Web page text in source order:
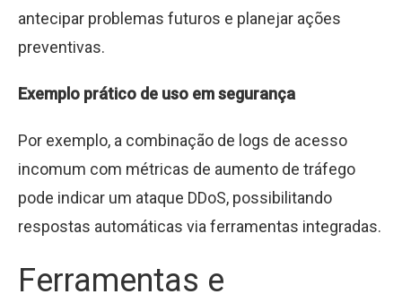
antecipar problemas futuros e planejar ações
preventivas.
Exemplo prático de uso em segurança
Por exemplo, a combinação de logs de acesso
incomum com métricas de aumento de tráfego
pode indicar um ataque DDoS, possibilitando
respostas automáticas via ferramentas integradas.
Ferramentas e